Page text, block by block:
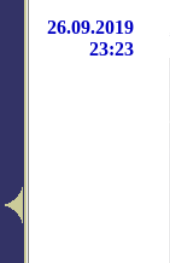
26.09.2019
23:23